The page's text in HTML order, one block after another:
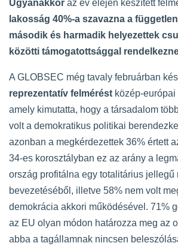
Ugyanakkor az év elején készített
lakosság 40%-a szavazna a
második és harmadik helyezettek
közötti támogatottsággal
A GLOBSEC még tavaly februárban
reprezentatív felmérést közép-
amely kimutatta, hogy a társadalom
volt a demokratikus politikai
azonban a megkérdezettek 36% értett
34-es korosztályban ez az arány a
ország profitálna egy totalitárius jellegű
bevezetéséből, illetve 58% nem volt
demokrácia akkori működésével. 71%
az EU olyan módon határozza meg az
abba a tagállamnak nincsen